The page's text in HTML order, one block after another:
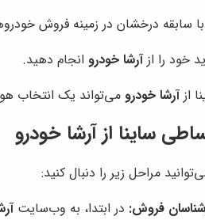
سابقه درخشان در زمینه فروش
خود را ازآرشا خودروانجام دهید.
ازآرشا خودرومی‌تواند یک انتخاب
ساینا ازآرشا خودرو
مراحل زیر را دنبال کنید:
فروش: در ابتدا، به وب‌سایت